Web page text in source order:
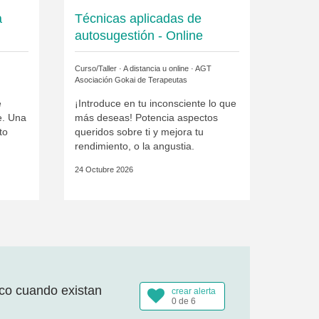
Una
Técnicas aplicadas de
autosugestión - Online
Curso/Taller · A distancia u online · AGT
Asociación Gokai de Terapeutas
¡Introduce en tu inconsciente lo que
más deseas! Potencia aspectos
queridos sobre ti y mejora tu
rendimiento, o la angustia.
24 Octubre 2026
crear alerta
0 de 6
cuando existan